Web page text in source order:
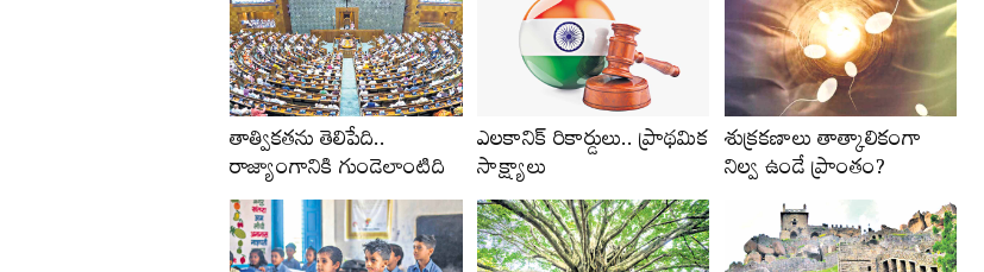
తాత్వికతను తెలిపేది..
రాజ్యాంగానికి గుండెలాంటిది
ఎలకానిక్‌ రికార్డులు.. ప్రాథమిక
సాక్ష్యాలు
శుక్రకణాలు తాత్కాలికంగా
నిల్వ ఉండే ప్రాంతం?